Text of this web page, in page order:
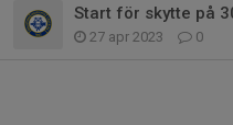
Start för skytte på
27 apr 2023 0